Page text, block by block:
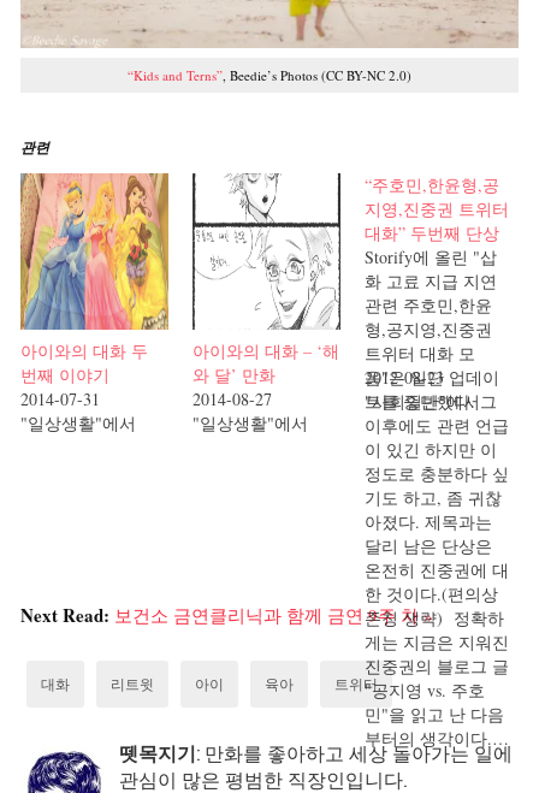
“Kids and Terns” , Beedie’s Photos (CC BY-NC 2.0)
관련
아이와의 대화 두
번째 이야기
2014-07-31
"일상생활"에서
아이와의 대화 – ‘해
와 달’ 만화
2014-08-27
"일상생활"에서
“주호민,한윤형,공
지영,진중권 트위터
대화” 두번째 단상
Storify에 올린 "삽
화 고료 지급 지연
관련 주호민,한윤
형,공지영,진중권
트위터 대화 모
음"은 일단 업데이
트를 중단했다. 그
이후에도 관련 언급
이 있긴 하지만 이
정도로 충분하다 싶
기도 하고, 좀 귀찮
아졌다. 제목과는
달리 남은 단상은
온전히 진중권에 대
한 것이다.(편의상
존칭 생략) 정확하
게는 지금은 지워진
진중권의 블로그 글
"공지영 vs. 주호
민"을 읽고 난 다음
부터의 생각이다.…
2012-08-23
"사회일반"에서
Next Read: 보건소 금연클리닉과 함께 금연 9주 차 »
대화 리트윗 아이 육아 트위터
뗏목지기: 만화를 좋아하고 세상 돌아가는 일에
관심이 많은 평범한 직장인입니다.